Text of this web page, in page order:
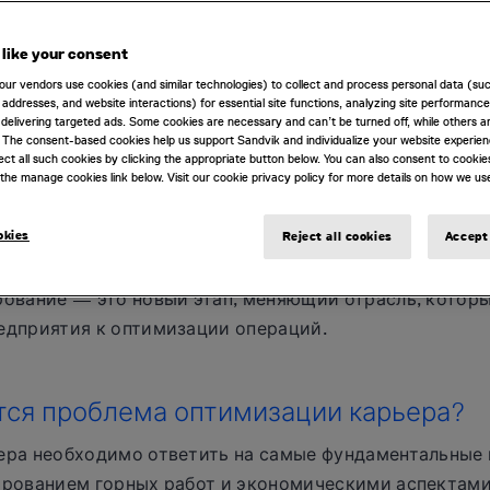
проблемы не достигнуто прогресса. С
году в области оптимизации карьеров постоянно
альтернативные методы, каждый из них лучше
учета новых переменных.
— прямое блочное планирование (DBS). Этот
переменных в процессе планирования, чтобы
форму карьера. Учитывая это
— это новый этап, меняющий отрасль,
к оптимизации операций.
проблема оптимизации карьера?
необходимо ответить на самые фундаментальные
горных работ и экономическими
like your consent
vendors use cookies (and similar technologies) to collect and process personal data
and website interactions) for essential site functions, analyzing site
targeted ads. Some cookies are necessary and can’t be turned off, while others
consent-based cookies help us support Sandvik and individualize your website
all such cookies by clicking the appropriate button below. You can also consent to
manage cookies link below. Visit our cookie privacy policy for more details on how we
Reject all cookies